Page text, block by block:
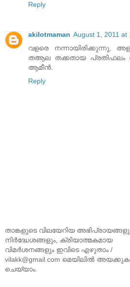
Reply
akilotmaman August 1, 2011 at
വളരെ
തആല തക്കതായ പ്രതിഫലം
ആമീന്‍.
Reply
താങ്കളുടെ വിലയേറിയ
നിര്‍ദ്ധേശങ്ങളും, ക്രിയാത്മകമായ
വിമര്‍ശനങ്ങളും ഇവിടെ എഴുതാം /
vilakk@gmail.com മെയിലില്‍
ചെയ്യാം.